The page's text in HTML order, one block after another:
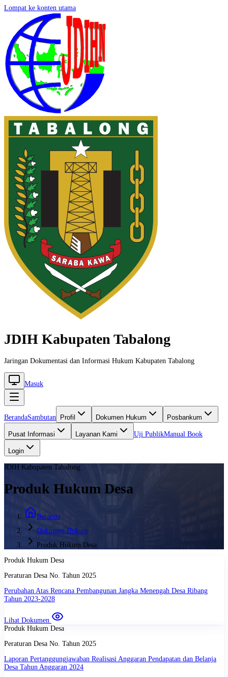
Lompat ke konten utama
JDIH Kabupaten Tabalong
Jaringan Dokumentasi dan Informasi Hukum Kabupaten Tabalong
Masuk
BerandaSambutan Profil Dokumen Hukum Posbankum
Pusat Informasi Layanan Kami Uji PublikManual Book
Login
JDIH Kabupaten Tabalong
Produk Hukum Desa
Beranda
Dokumen Hukum
Produk Hukum Desa
Produk Hukum Desa
Peraturan Desa No. Tahun 2025
Perubahan Atas Rencana Pembangunan Jangka Menengah Desa Ribang
Tahun 2023-2028
Lihat Dokumen
Produk Hukum Desa
Peraturan Desa No. Tahun 2025
Laporan Pertanggungjawaban Realisasi Anggaran Pendapatan dan Belanja
Desa Tahun Anggaran 2024